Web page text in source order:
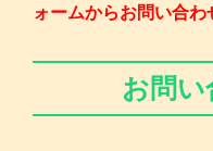
ォームからお問い合わ
お問